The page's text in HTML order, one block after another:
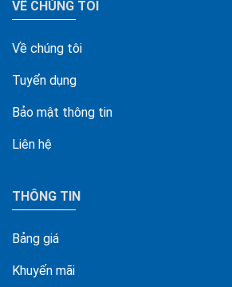
VỀ CHÚNG TÔI
Về chúng tôi
Tuyển dụng
Bảo mật thông tin
Liên hệ
THÔNG TIN
Bảng giá
Khuyến mãi